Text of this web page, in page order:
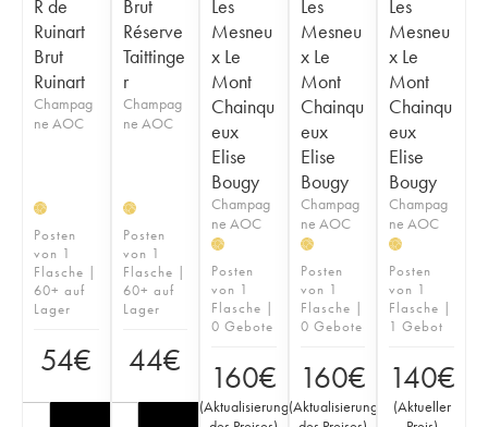
R de
Ruinart
Brut
Ruinart
Champag
ne AOC
H
Posten
von 1
Flasche |
60+ auf
Lager
54€
Brut
Réserve
Taittinge
r
Champag
ne AOC
H
Posten
von 1
Flasche |
60+ auf
Lager
44€
Les
Mesneu
x Le
Mont
Chainqu
eux
Elise
Bougy
Champag
ne AOC
H
Posten
von 1
Flasche |
0 Gebote
160€
(Aktualisierung
Les
Mesneu
x Le
Mont
Chainqu
eux
Elise
Bougy
Champag
ne AOC
H
Posten
von 1
Flasche |
0 Gebote
160€
(Aktualisierung
Les
Mesneu
x Le
Mont
Chainqu
eux
Elise
Bougy
Champag
ne AOC
H
Posten
von 1
Flasche |
1 Gebot
140€
(Aktueller